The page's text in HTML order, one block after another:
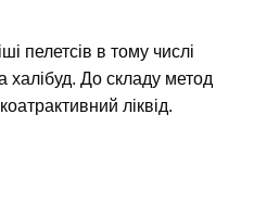
пелетсів в тому числі
халібуд. До складу метод
ліквід.